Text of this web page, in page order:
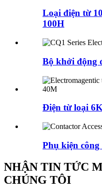
Loại điện từ
100H
Bộ khởi động
Điện từ loại
Phụ kiện công
NHẬN TIN TỨC
CHÚNG TÔI